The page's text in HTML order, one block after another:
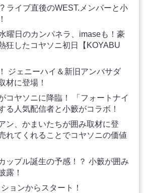
ライブ直後のWEST.メンバーと小
曜日のカンパネラ、imaseも！豪
狂したコヤソニ初日【KOYABU
ジェニーハイ＆新旧アンバサダ
材に登場！
コヤソニに降臨！ 「フォートナイ
る人気配信者と小籔がコラボ！
ン、かまいたちが囲み取材に登
れてくれることでコヤソニの価値
ップル誕生の予感！？ 小籔が囲み
露！
ョンからスタート！